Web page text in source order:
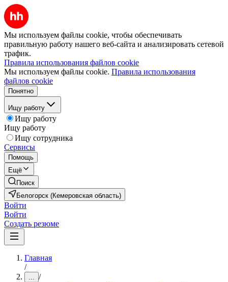
Мы используем файлы cookie, чтобы обеспечивать
правильную работу нашего веб-сайта и анализировать сетевой
трафик.
Правила использования файлов cookie
Мы используем файлы cookie. Правила использования
файлов cookie
Понятно
Ищу работу
Ищу работу
Ищу работу
Ищу сотрудника
Сервисы
Помощь
Ещё
Поиск
Белогорск (Кемеровская область)
Войти
Войти
Создать резюме
Главная
/
... /